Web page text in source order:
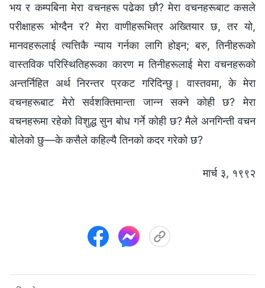
भय र कम्‍पबिना मेरा वचनहरू पढेका छौ? मेरा वचनहरूबाट कसले
परीक्षाहरू भोग्दैन र? मेरा वाणीहरूभित्र अख्तियार छ, तर यो,
मानवहरूलाई त्यत्तिकै न्याय गर्नका लागि होइन; बरु, तिनीहरूको
वास्तविक परिस्‍थितिहरूका कारण म तिनीहरूलाई मेरा वचनहरूको
अन्तर्निहित अर्थ निरन्तर प्रकट गरिदिन्छु। वास्तवमा, के मेरा
वचनहरूबाट मेरो सर्वशक्तिमान्ता जान्न सक्‍ने कोही छ? मेरा
वचनहरूमा रहेको विशुद्ध सुन बोध गर्ने कोही छ? मैले अनगिन्ती वचन
बोलेको छु—के कसैले कहिल्यै तिनको कदर गरेको छ?
मार्च ३, १९९२